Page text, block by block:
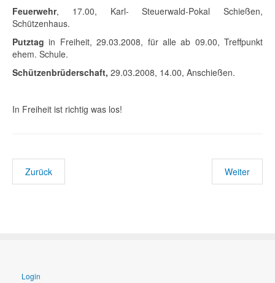
Feuerwehr, 17.00, Karl- Steuerwald-Pokal Schießen,
Schützenhaus.
Putztag in Freiheit, 29.03.2008, für alle ab 09.00, Treffpunkt
ehem. Schule.
Schützenbrüderschaft, 29.03.2008, 14.00, Anschießen.
In Freiheit ist richtig was los!
Zurück Weiter
Login